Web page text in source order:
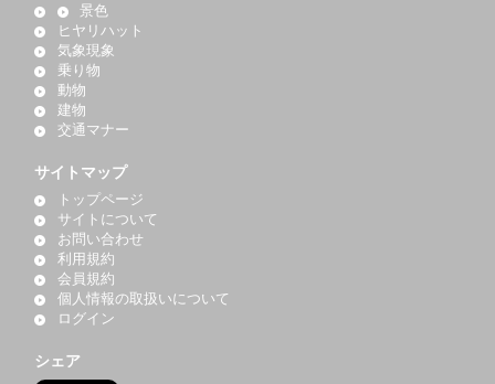
景色
ヒヤリハット
気象現象
乗り物
動物
建物
交通マナー
サイトマップ
トップページ
サイトについて
お問い合わせ
利用規約
会員規約
個人情報の取扱いについて
ログイン
シェア